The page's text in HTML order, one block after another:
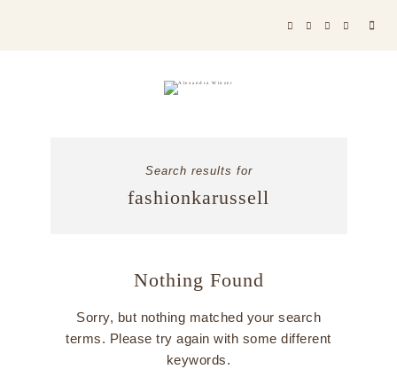
Search results for
fashionkarussell
Nothing Found
Sorry, but nothing matched your search
terms. Please try again with some different
keywords.